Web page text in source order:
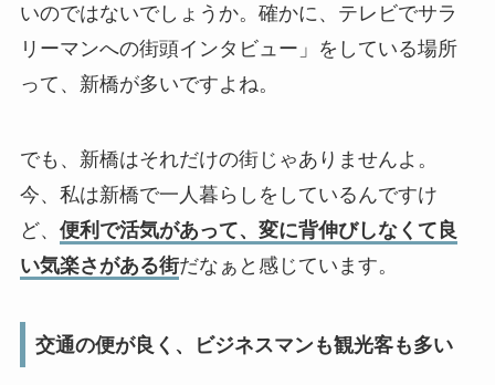
いのではないでしょうか。確かに、テレビでサラ
リーマンへの街頭インタビュー」をしている場所
って、新橋が多いですよね。
でも、新橋はそれだけの街じゃありませんよ。
今、私は新橋で一人暮らしをしているんですけ
ど、 便利で活気があって、変に背伸びしなくて良
い気楽さがある街だなぁと感じています。
交通の便が良く、ビジネスマンも観光客も多い